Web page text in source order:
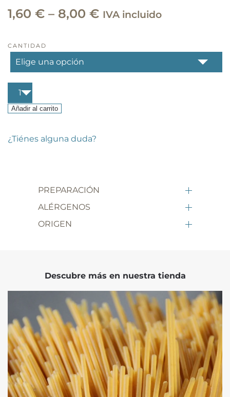
1,60 € – 8,00 €Rango
IVA incluido
CANTIDAD
Trompeta
capricho
italiano
ecológica
Añadir al carrito
¿Tiénes alguna duda?
PREPARACIÓN
ALÉRGENOS
ORIGEN
Descubre más en nuestra tienda